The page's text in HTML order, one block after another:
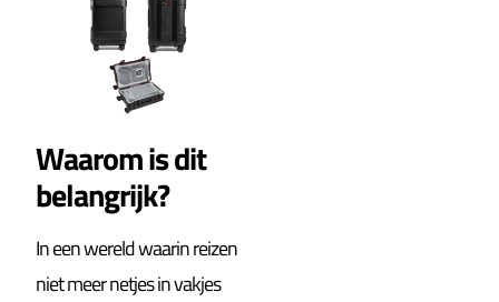
Waarom is dit
belangrijk?
In een wereld waarin reizen
niet meer netjes in vakjes